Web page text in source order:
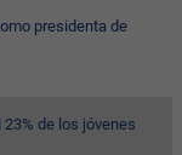
presidenta de
de los jóvenes